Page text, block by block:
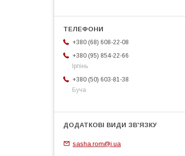
+380 (68) 608-22-08
+380 (95) 854-22-66
Ірпінь
+380 (50) 603-81-38
Буча
sasha.rom@i.ua